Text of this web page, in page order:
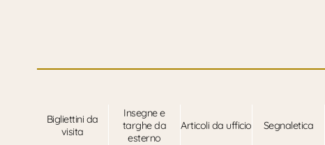
Bigliettini da
visita
Insegne e
targhe da
esterno
Articoli da ufficio Segnaletica